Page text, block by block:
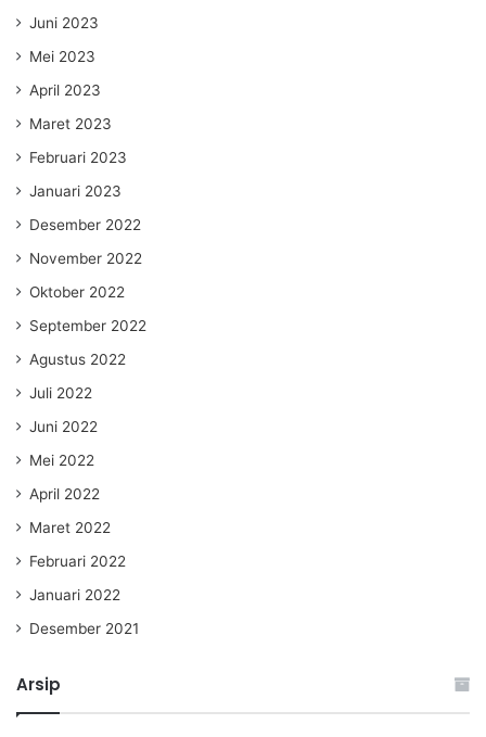
Juni 2023
Mei 2023
April 2023
Maret 2023
Februari 2023
Januari 2023
Desember 2022
November 2022
Oktober 2022
September 2022
Agustus 2022
Juli 2022
Juni 2022
Mei 2022
April 2022
Maret 2022
Februari 2022
Januari 2022
Desember 2021
Arsip